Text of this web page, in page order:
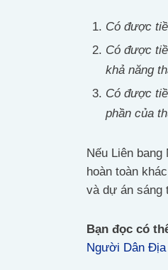
Có được
Có được
khả năng
Có được
phần của
Nếu Liên
hoàn toàn
và dự án sáng
Bạn đọc có
Người Dân